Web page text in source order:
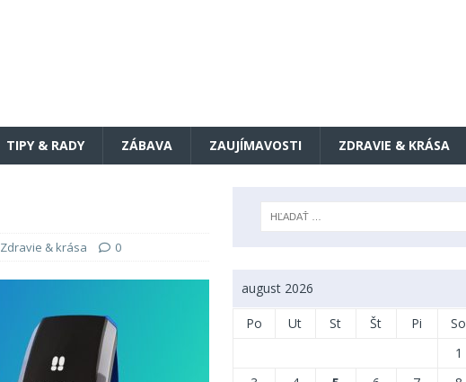
TIPY & RADY ZÁBAVA ZAUJÍMAVOSTI ZDRAVIE & KRÁSA
Zdravie & krása 0
august 2026
Po Ut St Št Pi So
1